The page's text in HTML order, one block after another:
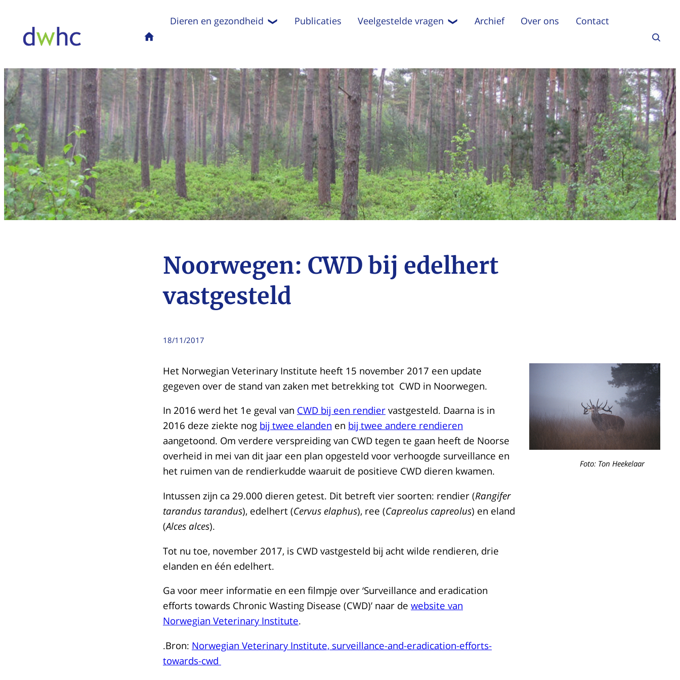
Dieren en gezondheid Publicaties Veelgestelde vragen Archief Over ons Contact
Noorwegen: CWD bij edelhert
vastgesteld
18/11/2017
Foto: Ton Heekelaar
Het Norwegian Veterinary Institute heeft 15 november 2017 een update
gegeven over de stand van zaken met betrekking tot CWD in Noorwegen.
In 2016 werd het 1e geval van CWD bij een rendier vastgesteld. Daarna is in
2016 deze ziekte nog bij twee elanden en bij twee andere rendieren
aangetoond. Om verdere verspreiding van CWD tegen te gaan heeft de Noorse
overheid in mei van dit jaar een plan opgesteld voor verhoogde surveillance en
het ruimen van de rendierkudde waaruit de positieve CWD dieren kwamen.
Intussen zijn ca 29.000 dieren getest. Dit betreft vier soorten: rendier (Rangifer
tarandus tarandus), edelhert (Cervus elaphus), ree (Capreolus capreolus) en eland
(Alces alces).
Tot nu toe, november 2017, is CWD vastgesteld bij acht wilde rendieren, drie
elanden en één edelhert.
Ga voor meer informatie en een filmpje over ‘Surveillance and eradication
efforts towards Chronic Wasting Disease (CWD)’ naar de website van
Norwegian Veterinary Institute.
.Bron: Norwegian Veterinary Institute, surveillance-and-eradication-efforts-
towards-cwd